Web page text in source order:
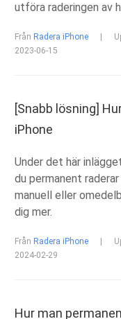
utföra raderingen av
Från Radera iPhone
2023-06-15
[Snabb lösning]
iPhone
Under det här
du permanent
manuell eller
dig mer.
Från Radera iPhone
2024-02-29
Hur man